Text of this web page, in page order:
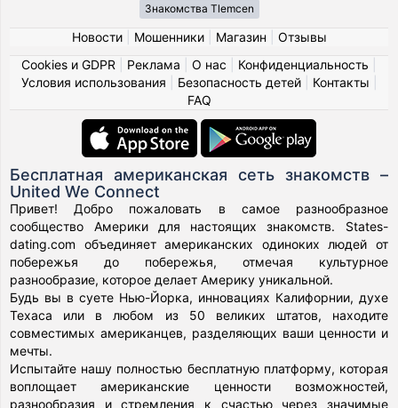
Знакомства Tlemcen
Новости| Мошенники| Магазин
Отзывы
Cookies и GDPR
Реклама О нас Конфиденциальность
Условия использования
Безопасность детей| Контакты
FAQ
Бесплатная американская сеть знакомств –
United We Connect
Привет! Добро пожаловать в самое разнообразное
сообщество Америки для настоящих знакомств. States-
dating.com объединяет американских одиноких людей от
побережья до побережья, отмечая культурное
разнообразие, которое делает Америку уникальной.
Будь вы в суете Нью-Йорка, инновациях Калифорнии, духе
Техаса или в любом из 50 великих штатов, находите
совместимых американцев, разделяющих ваши ценности и
мечты.
Испытайте нашу полностью бесплатную платформу, которая
воплощает американские ценности возможностей,
разнообразия и стремления к счастью через значимые